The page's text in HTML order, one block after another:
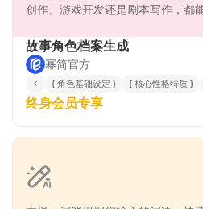
创作、游戏开发还是剧本写作，都
有肉、令人难忘的立体角色。
故事角色档案生成
幂简官方
{ 角色基础设定 } { 核心性格特质 }
终身会员专享